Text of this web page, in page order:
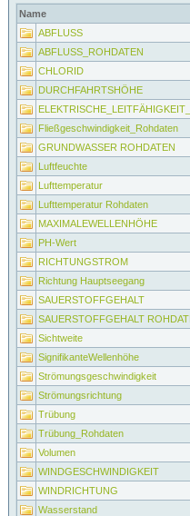
Name
ABFLUSS
ABFLUSS_ROHDATEN
CHLORID
DURCHFAHRTSHÖHE
Fließgeschwindigkeit_Rohdaten
GRUNDWASSER ROHDATEN
Luftfeuchte
Lufttemperatur
Lufttemperatur Rohdaten
MAXIMALEWELLENHÖHE
PH-Wert
RICHTUNGSTROM
Richtung Hauptseegang
SAUERSTOFFGEHALT
SAUERSTOFFGEHALT
Sichtweite
SignifikanteWellenhöhe
Strömungsgeschwindigkeit
Strömungsrichtung
Trübung
Trübung_Rohdaten
Volumen
WINDGESCHWINDIGKEIT
WINDRICHTUNG
Wasserstand